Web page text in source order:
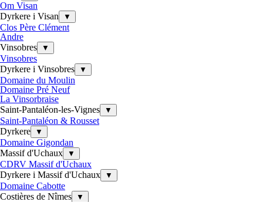
Om Visan
Dyrkere i Visan
▼
Clos Père Clément
Andre
Vinsobres
▼
Vinsobres
Dyrkere i Vinsobres
▼
Domaine du Moulin
Domaine Pré Neuf
La Vinsorbraise
Saint-Pantaléon-les-Vignes
▼
Saint-Pantaléon & Rousset
Dyrkere
▼
Domaine Gigondan
Massif d'Uchaux
▼
CDRV Massif d'Uchaux
Dyrkere i Massif d'Uchaux
▼
Domaine Cabotte
Costières de Nîmes
▼